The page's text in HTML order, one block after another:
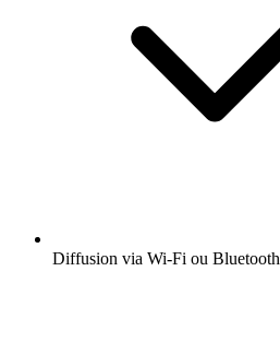
Diffusion via Wi-Fi ou Bluetooth